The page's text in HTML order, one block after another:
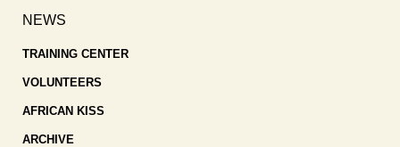
NEWS
TRAINING CENTER
VOLUNTEERS
AFRICAN KISS
ARCHIVE